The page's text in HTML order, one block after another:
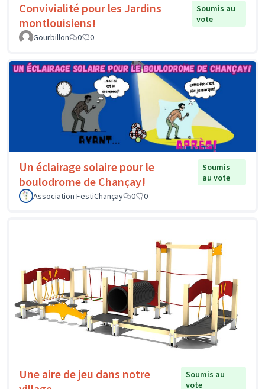
Convivialité pour les Jardins
montlouisiens!
Soumis au
vote
Gourbillon
0 0
Un éclairage solaire pour le
boulodrome de Chançay!
Soumis
au vote
Association FestiChançay
0 0
Une aire de jeu dans notre
Soumis au
vote